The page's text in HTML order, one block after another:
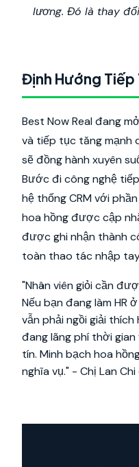
lương. Đó là thay
Định Hướng Tiếp
Best Now Real đang
và tiếp tục tăng mạnh
sẽ đồng hành xuyên
Bước đi công nghệ
hệ thống CRM với
hoa hồng được cập
được ghi nhận thành
toàn thao tác nhập tay
"Nhân viên giỏi cần
Nếu bạn đang làm HR
vẫn phải ngồi giải thích
đang lãng phí thời
tín. Minh bạch hoa
nghĩa vụ." - Chị Lan